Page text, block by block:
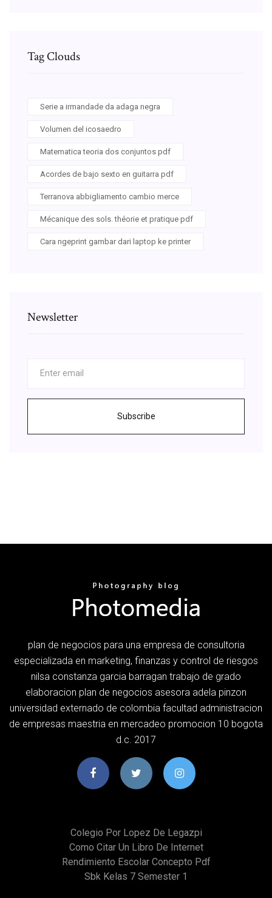
Tag Clouds
Serie a irmandade da adaga negra
Volumen del icosaedro
Matematica teoria dos conjuntos pdf
Acordes de bajo sexto en guitarra pdf
Terranova abbigliamento cambio merce
Mécanique des sols. théorie et pratique pdf
Cara ngeprint gambar dari laptop ke printer
Newsletter
Subscribe
plan de negocios para una empresa de consultoria
especializada en marketing, finanzas y control de riesgos
nilsa constanza garcia barragan trabajo de grado
elaboracion plan de negocios asesora adela pinzon
universidad externado de colombia facultad administracion
de empresas maestria en mercadeo promocion 10 bogota
d.c. 2017
Colegio Por Lopez De Legazpi
Como Citar Un Libro De Internet
Rendimiento Escolar Concepto Pdf
Sbk Kelas 7 Semester 1